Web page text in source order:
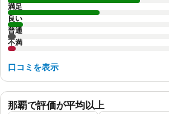
那覇で評価が平均以上
満足
良い
普通
不満
口コミを表示